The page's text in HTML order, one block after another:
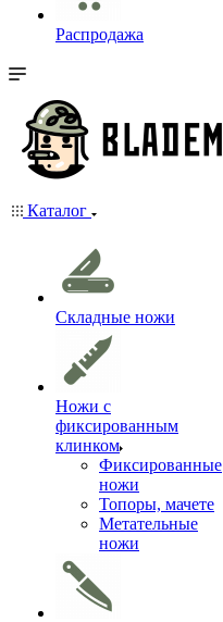
Распродажа
Каталог
Складные ножи
Ножи с
фиксированным
клинком
Фиксированные
ножи
Топоры, мачете
Метательные
ножи